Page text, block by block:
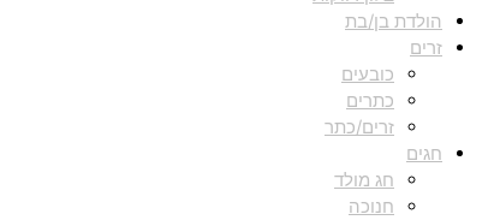
הולדת בן/בת
זרים
כובעים
כתרים
זרים/כתר
חגים
חג מולד
חנוכה